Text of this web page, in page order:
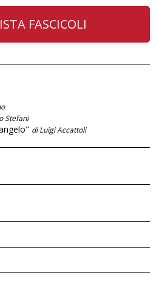
FASCICOLI
Stefani
di Luigi Accattoli